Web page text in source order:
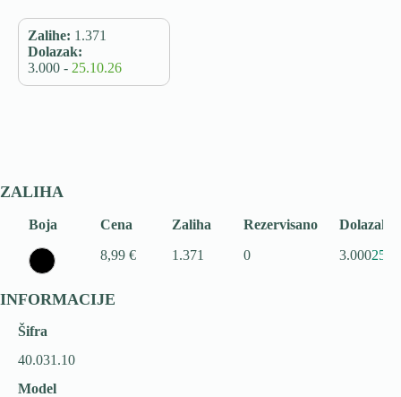
Zalihe: 1.371
Dolazak:
3.000 - 25.10.26
ZALIHA
Boja Cena Zaliha Rezervisano
Dolazak
8,99 €
1.371 0 3.000
INFORMACIJE
Šifra
40.031.10
Model